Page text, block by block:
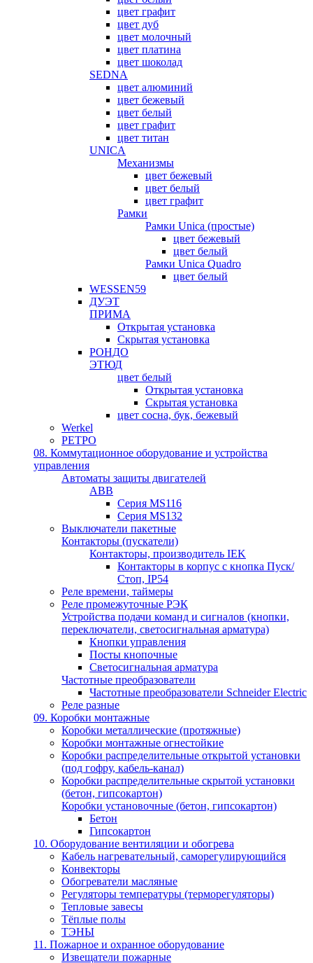
цвет графит
цвет дуб
цвет молочный
цвет платина
цвет шоколад
SEDNA
цвет алюминий
цвет бежевый
цвет белый
цвет графит
цвет титан
UNICA
Механизмы
цвет бежевый
цвет белый
цвет графит
Рамки
Рамки Unica (простые)
цвет бежевый
цвет белый
Рамки Unica Quadro
цвет белый
WESSEN59
ДУЭТ
ПРИМА
Открытая установка
Скрытая установка
РОНДО
ЭТЮД
цвет белый
Открытая установка
Скрытая установка
цвет сосна, бук, бежевый
Werkel
РЕТРО
08. Коммутационное оборудование и устройства
управления
Автоматы защиты двигателей
ABB
Серия MS116
Серия MS132
Выключатели пакетные
Контакторы (пускатели)
Контакторы, производитель IEK
Контакторы в корпус с кнопка Пуск/
Стоп, IP54
Реле времени, таймеры
Реле промежуточные РЭК
Устройства подачи команд и сигналов (кнопки,
переключатели, светосигнальная арматура)
Кнопки управления
Посты кнопочные
Светосигнальная арматура
Частотные преобразователи
Частотные преобразователи Schneider Electric
Реле разные
09. Коробки монтажные
Коробки металлические (протяжные)
Коробки монтажные огнестойкие
Коробки распределительные открытой установки
(под гофру, кабель-канал)
Коробки распределительные скрытой установки
(бетон, гипсокартон)
Коробки установочные (бетон, гипсокартон)
Бетон
Гипсокартон
10. Оборудование вентиляции и обогрева
Кабель нагревательный, саморегулирующийся
Конвекторы
Обогреватели масляные
Регуляторы температуры (терморегуляторы)
Тепловые завесы
Тёплые полы
ТЭНЫ
11. Пожарное и охранное оборудование
Извещатели пожарные